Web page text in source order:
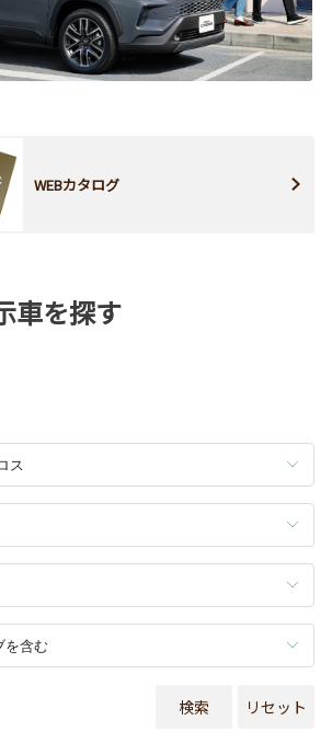
WEBカタログ
車を探す
検索 リセット